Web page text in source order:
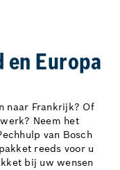
en Europa
naar Frankrijk? Of
Neem het
van Bosch
reeds voor u
bij uw wensen